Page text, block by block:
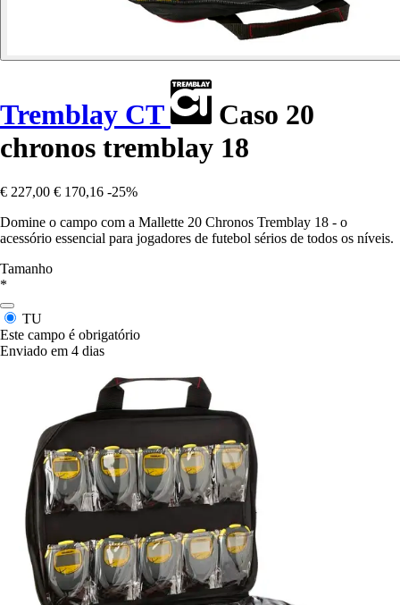
Tremblay CT
Caso 20
chronos tremblay 18
€ 227,00 € 170,16 -25%
Domine o campo com a Mallette 20 Chronos Tremblay 18 - o
acessório essencial para jogadores de futebol sérios de todos os níveis.
Tamanho
*
TU
Este campo é obrigatório
Enviado em 4 dias